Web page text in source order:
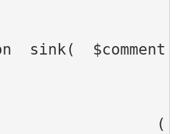
sink( $comment
(